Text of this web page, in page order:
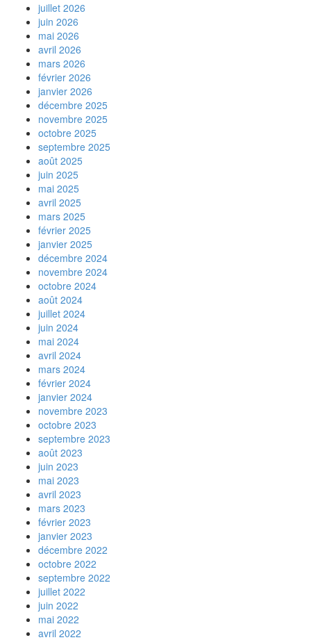
juillet 2026
juin 2026
mai 2026
avril 2026
mars 2026
février 2026
janvier 2026
décembre 2025
novembre 2025
octobre 2025
septembre 2025
août 2025
juin 2025
mai 2025
avril 2025
mars 2025
février 2025
janvier 2025
décembre 2024
novembre 2024
octobre 2024
août 2024
juillet 2024
juin 2024
mai 2024
avril 2024
mars 2024
février 2024
janvier 2024
novembre 2023
octobre 2023
septembre 2023
août 2023
juin 2023
mai 2023
avril 2023
mars 2023
février 2023
janvier 2023
décembre 2022
octobre 2022
septembre 2022
juillet 2022
juin 2022
mai 2022
avril 2022